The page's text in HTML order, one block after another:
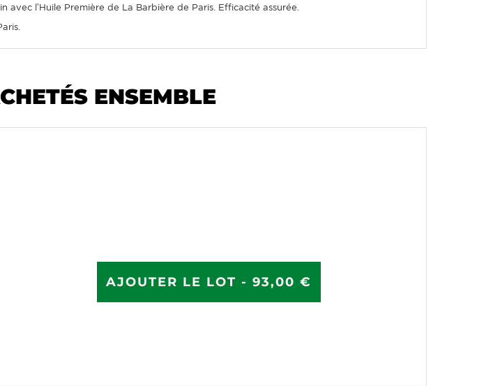
l’Huile Première de La Barbière de Paris. Efficacité assurée.
ENSEMBLE
AJOUTER LE LOT - 93,00 €